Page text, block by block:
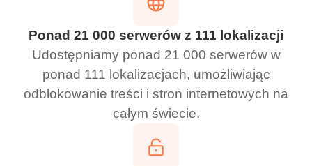
Ponad 21 000 serwerów z 111 lokalizacji
Udostępniamy ponad 21 000 serwerów w
ponad 111 lokalizacjach, umożliwiając
odblokowanie treści i stron internetowych na
całym świecie.